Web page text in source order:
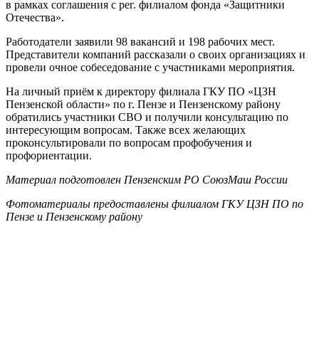
в рамках соглашения с рег. филиалом фонда «Защитники
Отечества».
Работодатели заявили 98 вакансий и 198 рабочих мест.
Представители компаний рассказали о своих организациях и
провели очное собеседование с участниками мероприятия.
На личный приём к директору филиала ГКУ ПО «ЦЗН
Пензенской области» по г. Пензе и Пензенскому району
обратились участники СВО и получили консультацию по
интересующим вопросам. Также всех желающих
проконсультировали по вопросам профобучения и
профориентации.
Материал подготовлен Пензенским РО СоюзМаш России
Фотоматериалы предоставлены филиалом ГКУ ЦЗН ПО по
Пензе и Пензенскому району